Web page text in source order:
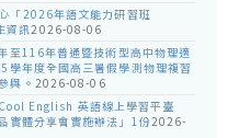
「2026年語文能力研習班
資訊2026-08-06
至116年普通暨技術型高中物理適
學年度全國高三暑假學測物理複習
與。 2026-08-06
English 英語線上學習平臺
實體分享會實施辦法」1份2026-